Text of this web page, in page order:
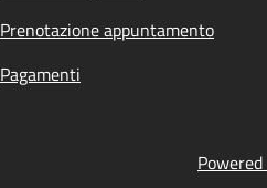
Prenotazione appuntamento
Pagamenti